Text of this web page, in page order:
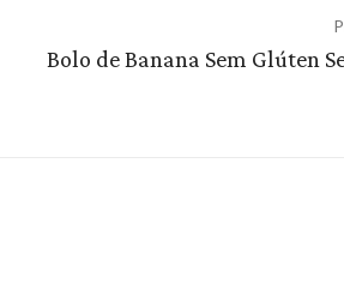
Bolo de Banana Sem Glúten